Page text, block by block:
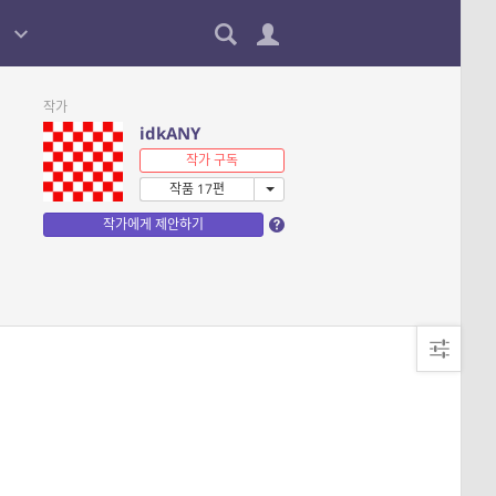
작가
idkANY
작가 구독
작품 17편
작가에게 제안하기